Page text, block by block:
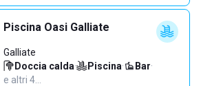
Piscina Oasi Galliate
Galliate
Doccia calda· Piscina· Bar·
e altri 4…